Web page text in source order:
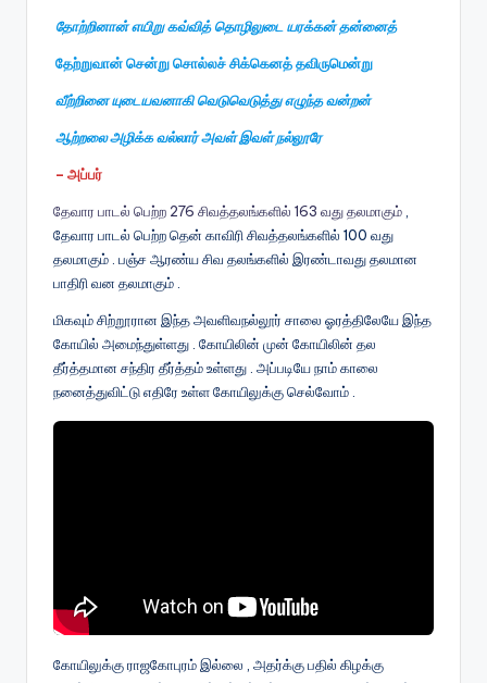
தோற்றினான் எயிறு கவ்வித் தொழிலுடை யரக்கன் தன்னைத்
தேற்றுவான் சென்று சொல்லச் சிக்கெனத் தவிருமென்று
வீற்றினை யுடையவனாகி வெடுவெடுத்து எழுந்த வன்றன்
ஆற்றலை அழிக்க வல்லார் அவள் இவள் நல்லூரே
– அப்பர்
தேவார பாடல் பெற்ற 276 சிவத்தலங்களில் 163 வது தலமாகும்,
தேவார பாடல் பெற்ற தென் காவிரி சிவத்தலங்களில் 100 வது
தலமாகும் . பஞ்ச ஆரண்ய சிவ தலங்களில் இரண்டாவது தலமான
பாதிரி வன தலமாகும் .
மிகவும் சிற்றூரான இந்த அவளிவநல்லூர் சாலை ஓரத்திலேயே இந்த
கோயில் அமைந்துள்ளது . கோயிலின் முன் கோயிலின் தல
தீர்த்தமான சந்திர தீர்த்தம் உள்ளது . அப்படியே நாம் காலை
நனைத்துவிட்டு எதிரே உள்ள கோயிலுக்கு செல்வோம் .
கோயிலுக்கு ராஜகோபுரம் இல்லை , அதர்க்கு பதில் கிழக்கு